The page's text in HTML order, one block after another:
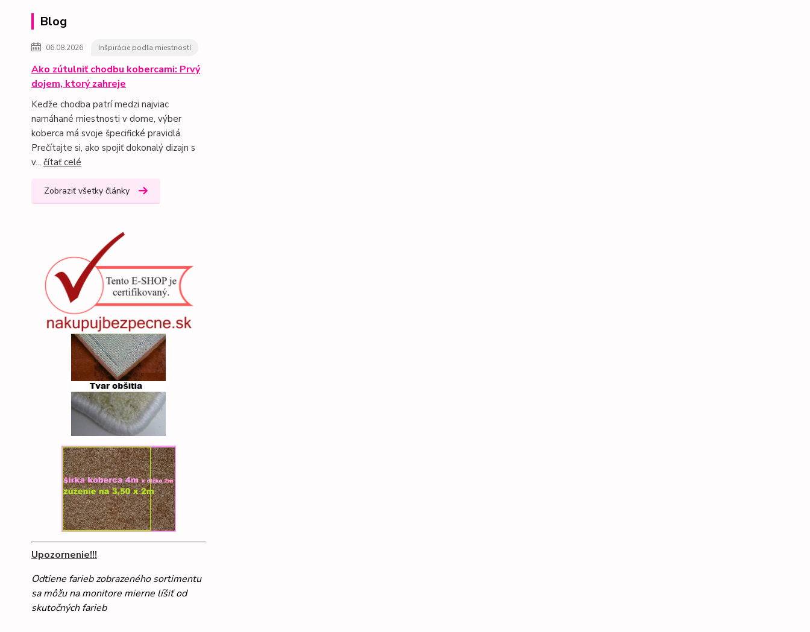
Blog
06.08.2026 Inšpirácie podľa miestností
Ako zútulniť chodbu kobercami: Prvý
dojem, ktorý zahreje
Keďže chodba patrí medzi najviac
namáhané miestnosti v dome, výber
koberca má svoje špecifické pravidlá.
Prečítajte si, ako spojiť dokonalý dizajn s
v... čítať celé
Zobraziť všetky články
Upozornenie!!!
Odtiene farieb zobrazeného sortimentu
sa môžu na monitore mierne líšiť od
skutočných farieb